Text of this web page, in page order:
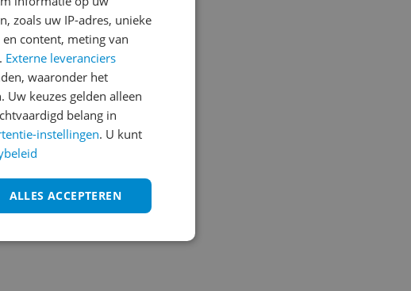
zoals uw IP-adres, unieke
content, meting van
Externe leveranciers
waaronder het
Uw keuzes gelden alleen
belang in
instellingen. U kunt
ALLES ACCEPTEREN